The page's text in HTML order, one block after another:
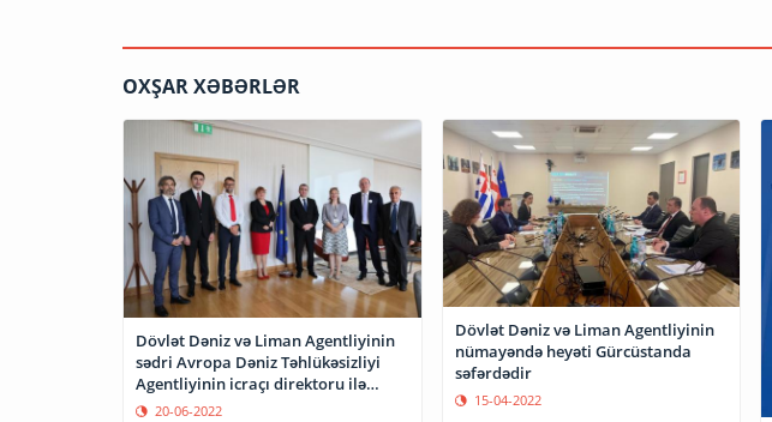
OXŞAR XƏBƏRLƏR
Dövlət Dəniz və Liman Agentliyinin
sədri Avropa Dəniz Təhlükəsizliyi
Agentliyinin icraçı direktoru ilə
görüşüb
20-06-2022
Dövlət Dəniz və Liman Agentliyinin
nümayəndə heyəti Gürcüstanda
səfərdədir
15-04-2022